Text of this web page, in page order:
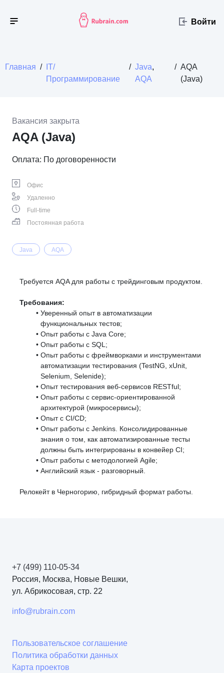
Войти
Главная /
IT/
Программирование
/ Java,
AQA
/ AQA
(Java)
AQA (Java)
Вакансия закрыта
Оплата: По договоренности
Офис
Удаленно
Full-time
Постоянная работа
Java AQA
Требуется AQA для работы с трейдинговым продуктом.
Требования:
Уверенный опыт в автоматизации
функциональных тестов;
Опыт работы с Java Core;
Опыт работы с SQL;
Опыт работы с фреймворками и инструментами
автоматизации тестирования (TestNG, xUnit,
Selenium, Selenide);
Опыт тестирования веб-сервисов RESTful;
Опыт работы с сервис-ориентированной
архитектурой (микросервисы);
Опыт с CI/CD;
Опыт работы с Jenkins. Консолидированные
знания о том, как автоматизированные тесты
должны быть интегрированы в конвейер CI;
Опыт работы с методологией Agile;
Английский язык - разговорный.
Релокейт в Черногорию, гибридный формат работы.
+7 (499) 110-05-34
Россия, Москва, Новые Вешки,
ул. Абрикосовая, стр. 22
info@rubrain.com
Пользовательское соглашение
Политика обработки данных
Карта проектов